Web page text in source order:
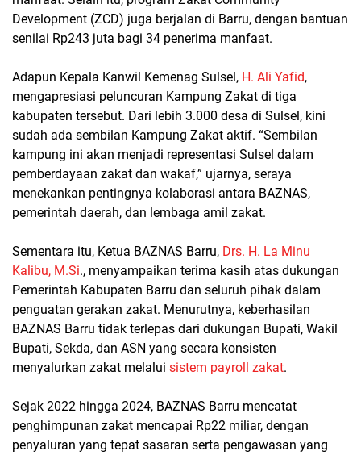
Development (ZCD) juga berjalan di Barru, dengan bantuan
senilai Rp243 juta bagi 34 penerima manfaat.
Adapun Kepala Kanwil Kemenag Sulsel, H. Ali Yafid,
mengapresiasi peluncuran Kampung Zakat di tiga
kabupaten tersebut. Dari lebih 3.000 desa di Sulsel, kini
sudah ada sembilan Kampung Zakat aktif. “Sembilan
kampung ini akan menjadi representasi Sulsel dalam
pemberdayaan zakat dan wakaf,” ujarnya, seraya
menekankan pentingnya kolaborasi antara BAZNAS,
pemerintah daerah, dan lembaga amil zakat.
Sementara itu, Ketua BAZNAS Barru, Drs. H. La Minu
Kalibu, M.Si., menyampaikan terima kasih atas dukungan
Pemerintah Kabupaten Barru dan seluruh pihak dalam
penguatan gerakan zakat. Menurutnya, keberhasilan
BAZNAS Barru tidak terlepas dari dukungan Bupati, Wakil
Bupati, Sekda, dan ASN yang secara konsisten
menyalurkan zakat melalui sistem payroll zakat.
Sejak 2022 hingga 2024, BAZNAS Barru mencatat
penghimpunan zakat mencapai Rp22 miliar, dengan
penyaluran yang tepat sasaran serta pengawasan yang